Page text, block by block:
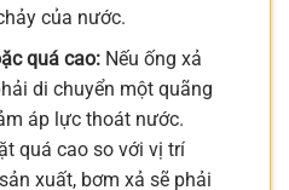
của nước.
quá cao:Nếu ống xả
di chuyển một quãng
áp lực thoát nước.
quá cao so với vị trí
xuất, bơm xả sẽ phải